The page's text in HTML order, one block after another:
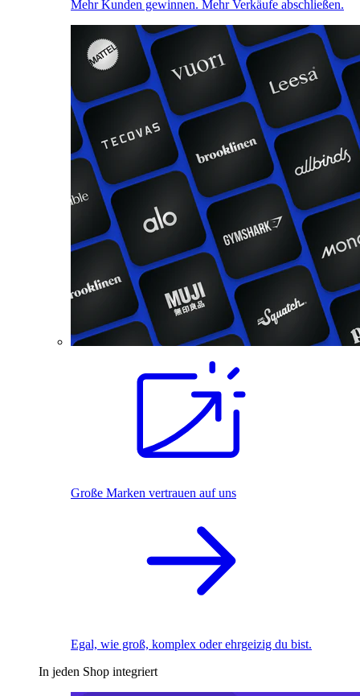
Mehr Kunden gewinnen. Mehr Verkäufe abschließen.
Große Marken vertrauen auf uns
Egal, wie groß, komplex oder ehrgeizig du bist.
In jeden Shop integriert